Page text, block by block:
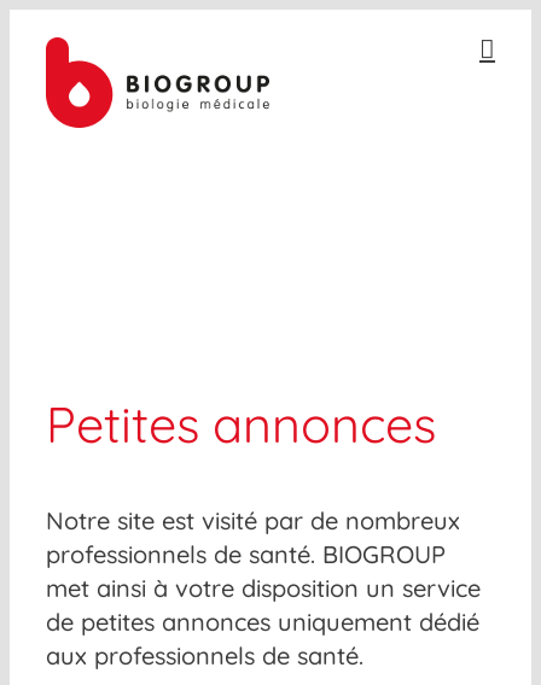
contenu
Petites annonces
Notre site est visité par de nombreux
professionnels de santé. BIOGROUP
met ainsi à votre disposition un service
de petites annonces uniquement dédié
aux professionnels de santé.